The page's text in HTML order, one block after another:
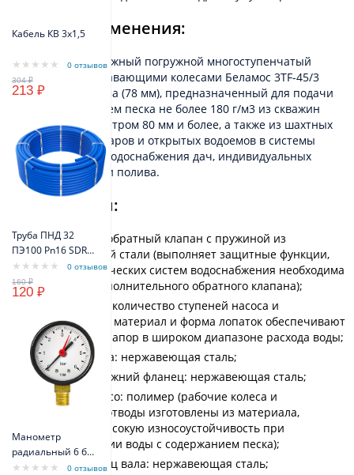
Кабель КВ 3х1,5
0 отзывов
213 ₽
Труба ПНД 32
ПЭ100 Pn16 SDR11
(синий цвет)
VODOS Standart
0 отзывов
120 ₽
Манометр
радиальный 6 бар
TIM Y-50-6bar0 отзывов
Область применения:
Бытовой центробежный погружной многоступенчатый
электронасос c плавающими колесами Беламос 3TF-45/3
диаметром 3 дюйма (78 мм), предназначенный для подачи
воды с содержанием песка не более 180 г/м3 из скважин
внутренним диаметром 80 мм и более, а также из шахтных
колодцев, резервуаров и открытых водоемов в системы
автоматического водоснабжения дач, индивидуальных
домов, коттеджей и полива.
Особенности:
Встроенный обратный клапан с пружиной из
нержавеющей стали (выполняет защитные функции,
для автоматических систем водоснабжения необходима
установка дополнительного обратного клапана);
Увеличенное количество ступеней насоса и
специальный материал и форма лопаток обеспечивают
стабильный напор в широком диапазоне расхода воды;
Корпус насоса: нержавеющая сталь;
Верхний и нижний фланец: нержавеющая сталь;
Рабочее колесо: полимер (рабочие колеса и
лопаточные отводы изготовлены из материала,
имеющего высокую износоустойчивость при
перекачивании воды с содержанием песка);
Рабочий конец вала: нержавеющая сталь;